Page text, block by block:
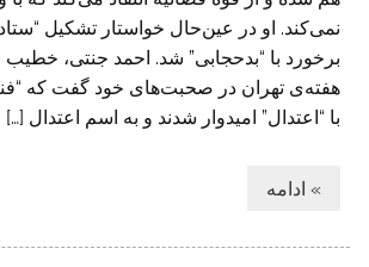
نمی‌کند. او در عین‌حال خواستار تشکیل
برخورد با “بدحجابی” شد. احمد جنتی،
هفته‌ی تهران در صحبت‌های خود گفت که
با “اعتدال” امیدوار شدند و به اسم اعتدال […]
» ادامه